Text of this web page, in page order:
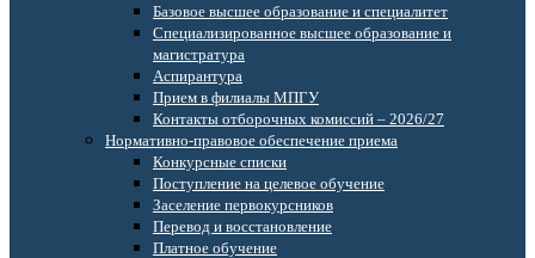
Базовое высшее образование и специалитет
Специализированное высшее образование и
магистратура
Аспирантура
Прием в филиалы МПГУ
Контакты отборочных комиссий – 2026/27
Нормативно-правовое обеспечение приема
Конкурсные списки
Поступление на целевое обучение
Заселение первокурсников
Перевод и восстановление
Платное обучение